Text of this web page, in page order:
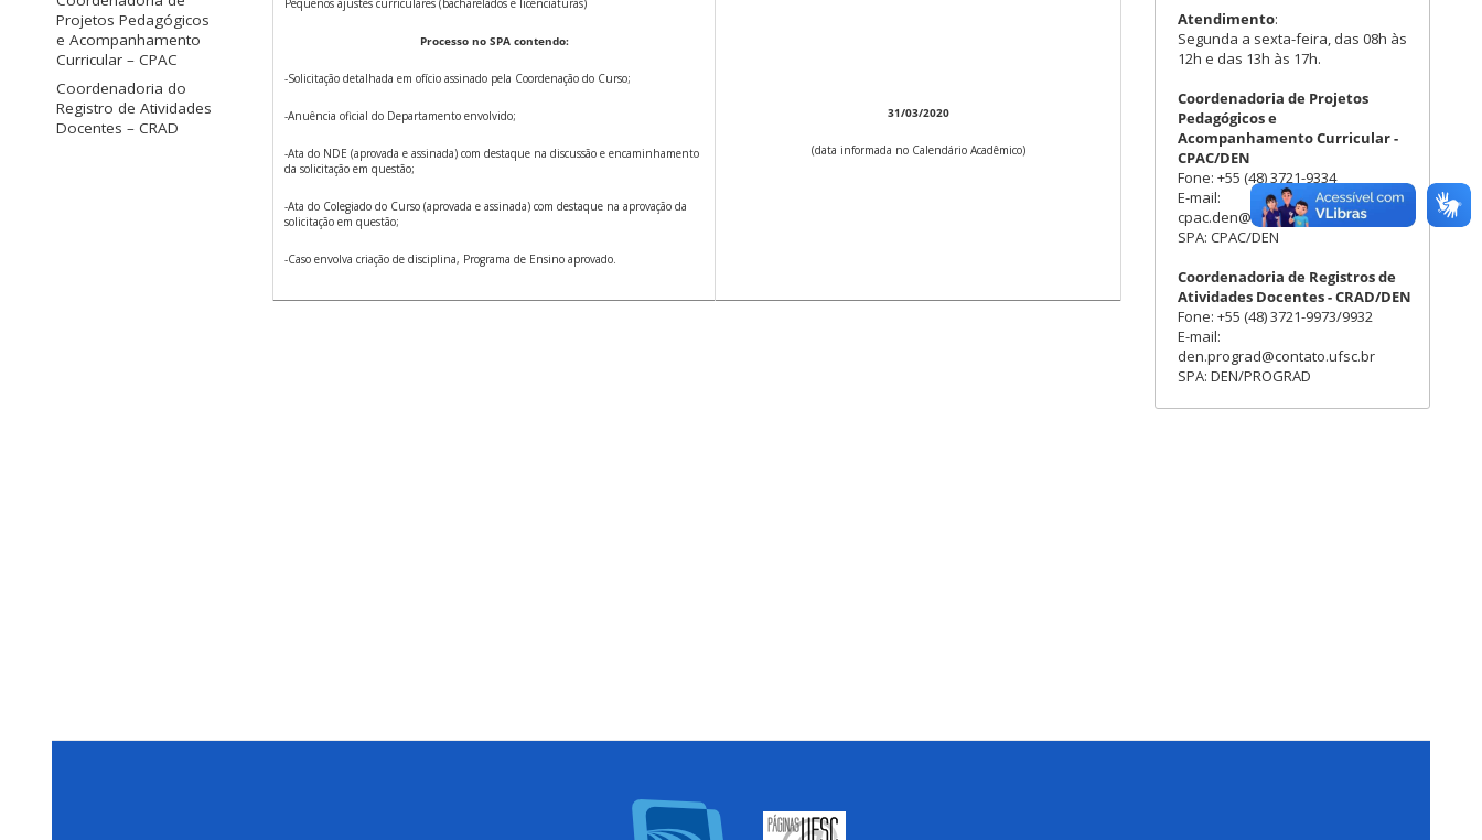
Projetos Pedagógicos
e Acompanhamento
Curricular – CPAC
Coordenadoria do
Registro de Atividades
Docentes – CRAD
Pequenos ajustes curriculares (bacharelados e licenciaturas)
Processo no SPA contendo:
-Solicitação detalhada em ofício assinado pela Coordenação do Curso;
-Anuência oficial do Departamento envolvido;
-Ata do NDE (aprovada e assinada) com destaque na discussão e encaminhamento
da solicitação em questão;
-Ata do Colegiado do Curso (aprovada e assinada) com destaque na aprovação da
solicitação em questão;
-Caso envolva criação de disciplina, Programa de Ensino aprovado.
31/03/2020
(data informada no Calendário Acadêmico)
Atendimento:
Segunda a sexta-feira, das 08h às
12h e das 13h às 17h.
Coordenadoria de Projetos
Pedagógicos e
Acompanhamento Curricular -
CPAC/DEN
Fone: +55 (48) 3721-9334
E-mail:
cpac.den@contato.ufsc.br
SPA: CPAC/DEN
Coordenadoria de Registros de
Atividades Docentes - CRAD/DEN
Fone: +55 (48) 3721-9973/9932
E-mail:
den.prograd@contato.ufsc.br
SPA: DEN/PROGRAD